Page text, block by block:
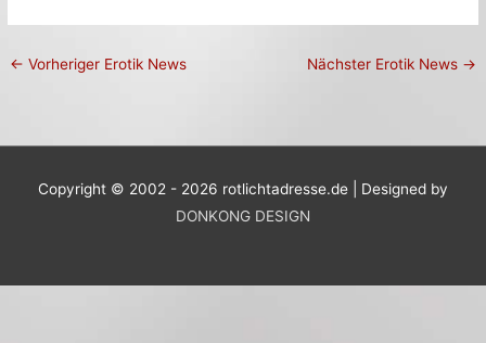
← Vorheriger Erotik News Nächster Erotik News →
Copyright © 2002 - 2026 rotlichtadresse.de | Designed by
DONKONG DESIGN